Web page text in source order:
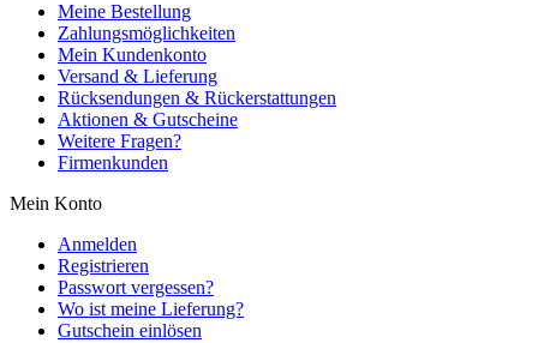
Meine Bestellung
Zahlungsmöglichkeiten
Mein Kundenkonto
Versand & Lieferung
Rücksendungen & Rückerstattungen
Aktionen & Gutscheine
Weitere Fragen?
Firmenkunden
Mein Konto
Anmelden
Registrieren
Passwort vergessen?
Wo ist meine Lieferung?
Gutschein einlösen